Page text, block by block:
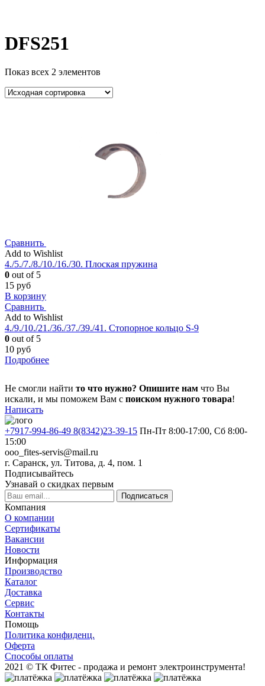
DFS251
Показ всех 2 элементов
Сравнить
Add to Wishlist
4./5./7./8./10./16./30. Плоская пружина
0 out of 5
15 руб
В корзину
Сравнить
Add to Wishlist
4./9./10./21./36./37./39./41. Стопорное кольцо S-9
0 out of 5
10 руб
Подробнее
Не смогли найти то что нужно? Опишите нам что Вы
искали, и мы поможем Вам с поиском нужного товара!
Написать
+7917-994-86-49 8(8342)23-39-15 Пн-Пт 8:00-17:00, Сб 8:00-
15:00
ooo_fites-servis@mail.ru
г. Саранск, ул. Титова, д. 4, пом. 1
Подписывайтесь
Узнавай о скидках первым
Подписаться
Компания
О компании
Сертификаты
Вакансии
Новости
Информация
Производство
Каталог
Доставка
Сервис
Контакты
Помощь
Политика конфиденц.
Оферта
Способы оплаты
2021 © ТК Фитес - продажа и ремонт электроинструмента!